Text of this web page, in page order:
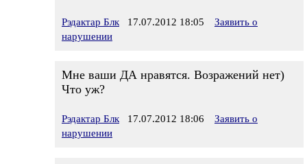
Рэдактар Блк 17.07.2012 18:05
Заявить о
нарушении
Мне ваши ДА нравятся. Возражений нет)
Что уж?
Рэдактар Блк 17.07.2012 18:06
Заявить о
нарушении